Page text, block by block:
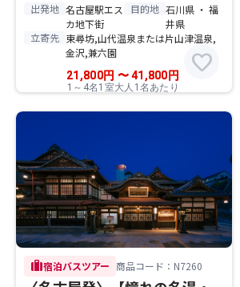
出発地 名古屋駅エス
カ地下街
目的地 石川県 ・ 福
井県
立寄先 東尋坊,山代温泉または片山津温泉,
金沢,兼六園
21,800円 〜41,800 円
1～4名1室大人1名あたり
favorite
trip宿泊バスツアー 商品コード：N7260